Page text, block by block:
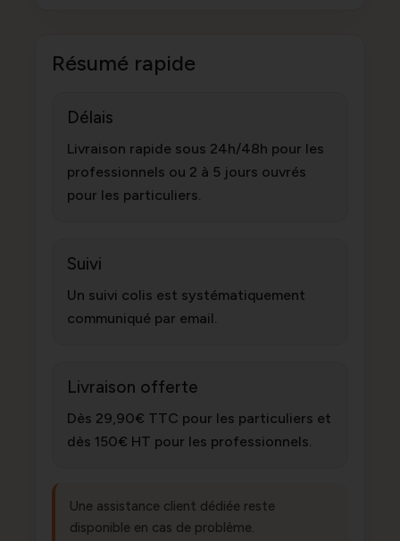
Résumé rapide
Délais
Livraison rapide sous 24h/48h pour les
professionnels ou 2 à 5 jours ouvrés
pour les particuliers.
Suivi
Un suivi colis est systématiquement
communiqué par email.
Livraison offerte
Dès 29,90€ TTC pour les particuliers et
dès 150€ HT pour les professionnels.
Une assistance client dédiée reste
disponible en cas de problème.